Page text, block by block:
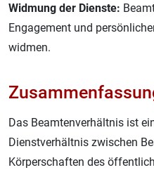
Widmung der Dienste:
Engagement und
widmen.
Das Beamtenverhältnis ist
Dienstverhältnis zwischen
Körperschaften des